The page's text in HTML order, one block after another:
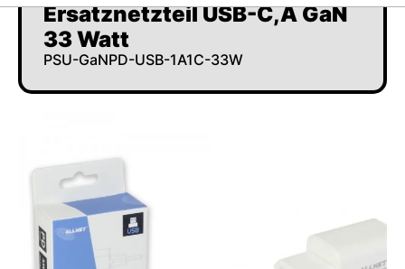
Ersatznetzteil USB-C,A GaN
33 Watt
PSU-GaNPD-USB-1A1C-33W